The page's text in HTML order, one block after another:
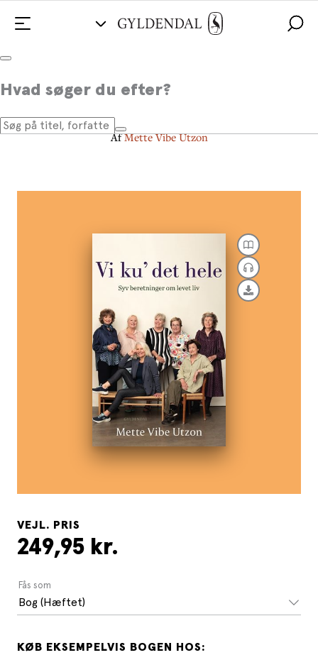
Hvad søger du efter?
Vi ku' det hele
Syv beretninger om levet liv
AfMette Vibe Utzon
VEJL. PRIS
249,95 kr.
Fås som
Bog (Hæftet)
KØB EKSEMPELVIS BOGEN HOS: